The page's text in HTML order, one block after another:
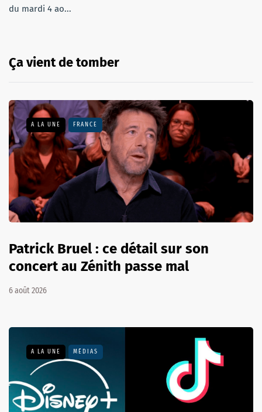
du mardi 4 ao...
Ça vient de tomber
A LA UNE FRANCE
Patrick Bruel : ce détail sur son
concert au Zénith passe mal
6 août 2026
A LA UNE MÉDIAS